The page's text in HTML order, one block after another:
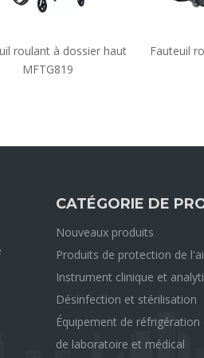
roulant à dossier haut
MFTG819
Fauteuil
CATÉGORIE DE
Nouveaux produits
Produits de protection de
Instrument clinique et
Désinfection et stérilisation
Équipement de réfrigération
de laboratoire et médical